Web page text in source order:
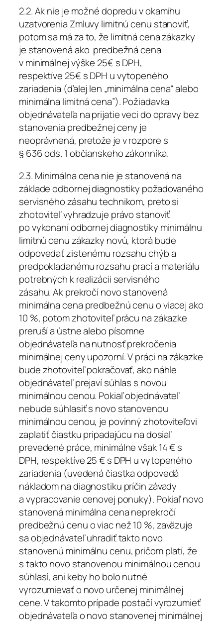
2.2. Ak nie je možné dopredu v okamihu
uzatvorenia Zmluvy limitnú cenu stanoviť,
potom sa má za to, že limitná cena zákazky
je stanovená ako predbežná cena
v minimálnej výške 25€ s DPH,
respektíve 25€ s DPH u vytopeného
zariadenia (ďalej len „minimálna cena“ alebo
minimálna limitná cena”). Požiadavka
objednávateľa na prijatie veci do opravy bez
stanovenia predbežnej ceny je
neoprávnená, pretože je v rozpore s
§ 636 ods. 1 občianskeho zákonníka.
2.3. Minimálna cena nie je stanovená na
základe odbornej diagnostiky požadovaného
servisného zásahu technikom, preto si
zhotoviteľ vyhradzuje právo stanoviť
po vykonaní odbornej diagnostiky minimálnu
limitnú cenu zákazky novú, ktorá bude
odpovedať zistenému rozsahu chýb a
predpokladanému rozsahu prací a materiálu
potrebných k realizácii servisného
zásahu. Ak prekročí novo stanovená
minimálna cena predbežnú cenu o viacej ako
10 %, potom zhotoviteľ prácu na zákazke
preruší a ústne alebo písomne
objednávateľa na nutnosť prekročenia
minimálnej ceny upozorní. V práci na zákazke
bude zhotoviteľ pokračovať, ako náhle
objednávateľ prejaví súhlas s novou
minimálnou cenou. Pokiaľ objednávateľ
nebude súhlasiť s novo stanovenou
minimálnou cenou, je povinný zhotoviteľovi
zaplatiť čiastku pripadajúcu na dosiaľ
prevedené práce, minimálne však 14 € s
DPH, respektíve 25 € s DPH u vytopeného
zariadenia (uvedená čiastka odpovedá
nákladom na diagnostiku príčin závady
a vypracovanie cenovej ponuky). Pokiaľ novo
stanovená minimálna cena neprekročí
predbežnú cenu o viac než 10 %, zaväzuje
sa objednávateľ uhradiť takto novo
stanovenú minimálnu cenu, pričom platí, že
s takto novo stanovenou minimálnou cenou
súhlasí, ani keby ho bolo nutné
vyrozumievať o novo určenej minimálnej
cene. V takomto prípade postačí vyrozumieť
objednávateľa o novo stanovenej minimálnej